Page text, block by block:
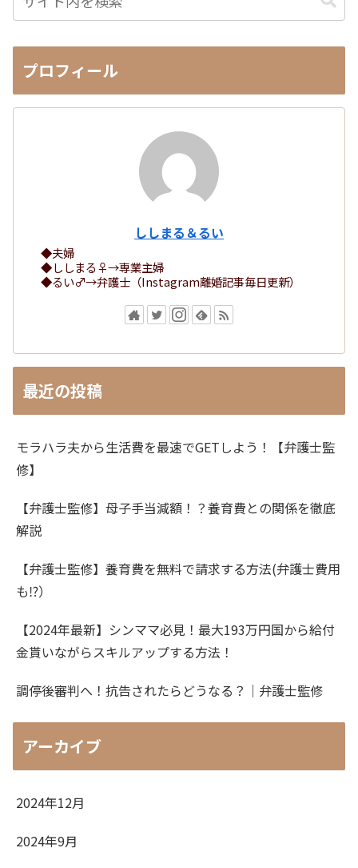
プロフィール
ししまる＆るい
◆夫婦
◆ししまる♀→専業主婦
◆るい♂→弁護士（Instagram離婚記事毎日更新）
最近の投稿
モラハラ夫から生活費を最速でGETしよう！【弁護士監
修】
【弁護士監修】母子手当減額！？養育費との関係を徹底
解説
【弁護士監修】養育費を無料で請求する方法(弁護士費用
も⁉）
【2024年最新】シンママ必見！最大193万円国から給付
金貰いながらスキルアップする方法！
調停後審判へ！抗告されたらどうなる？｜弁護士監修
アーカイブ
2024年12月
2024年9月